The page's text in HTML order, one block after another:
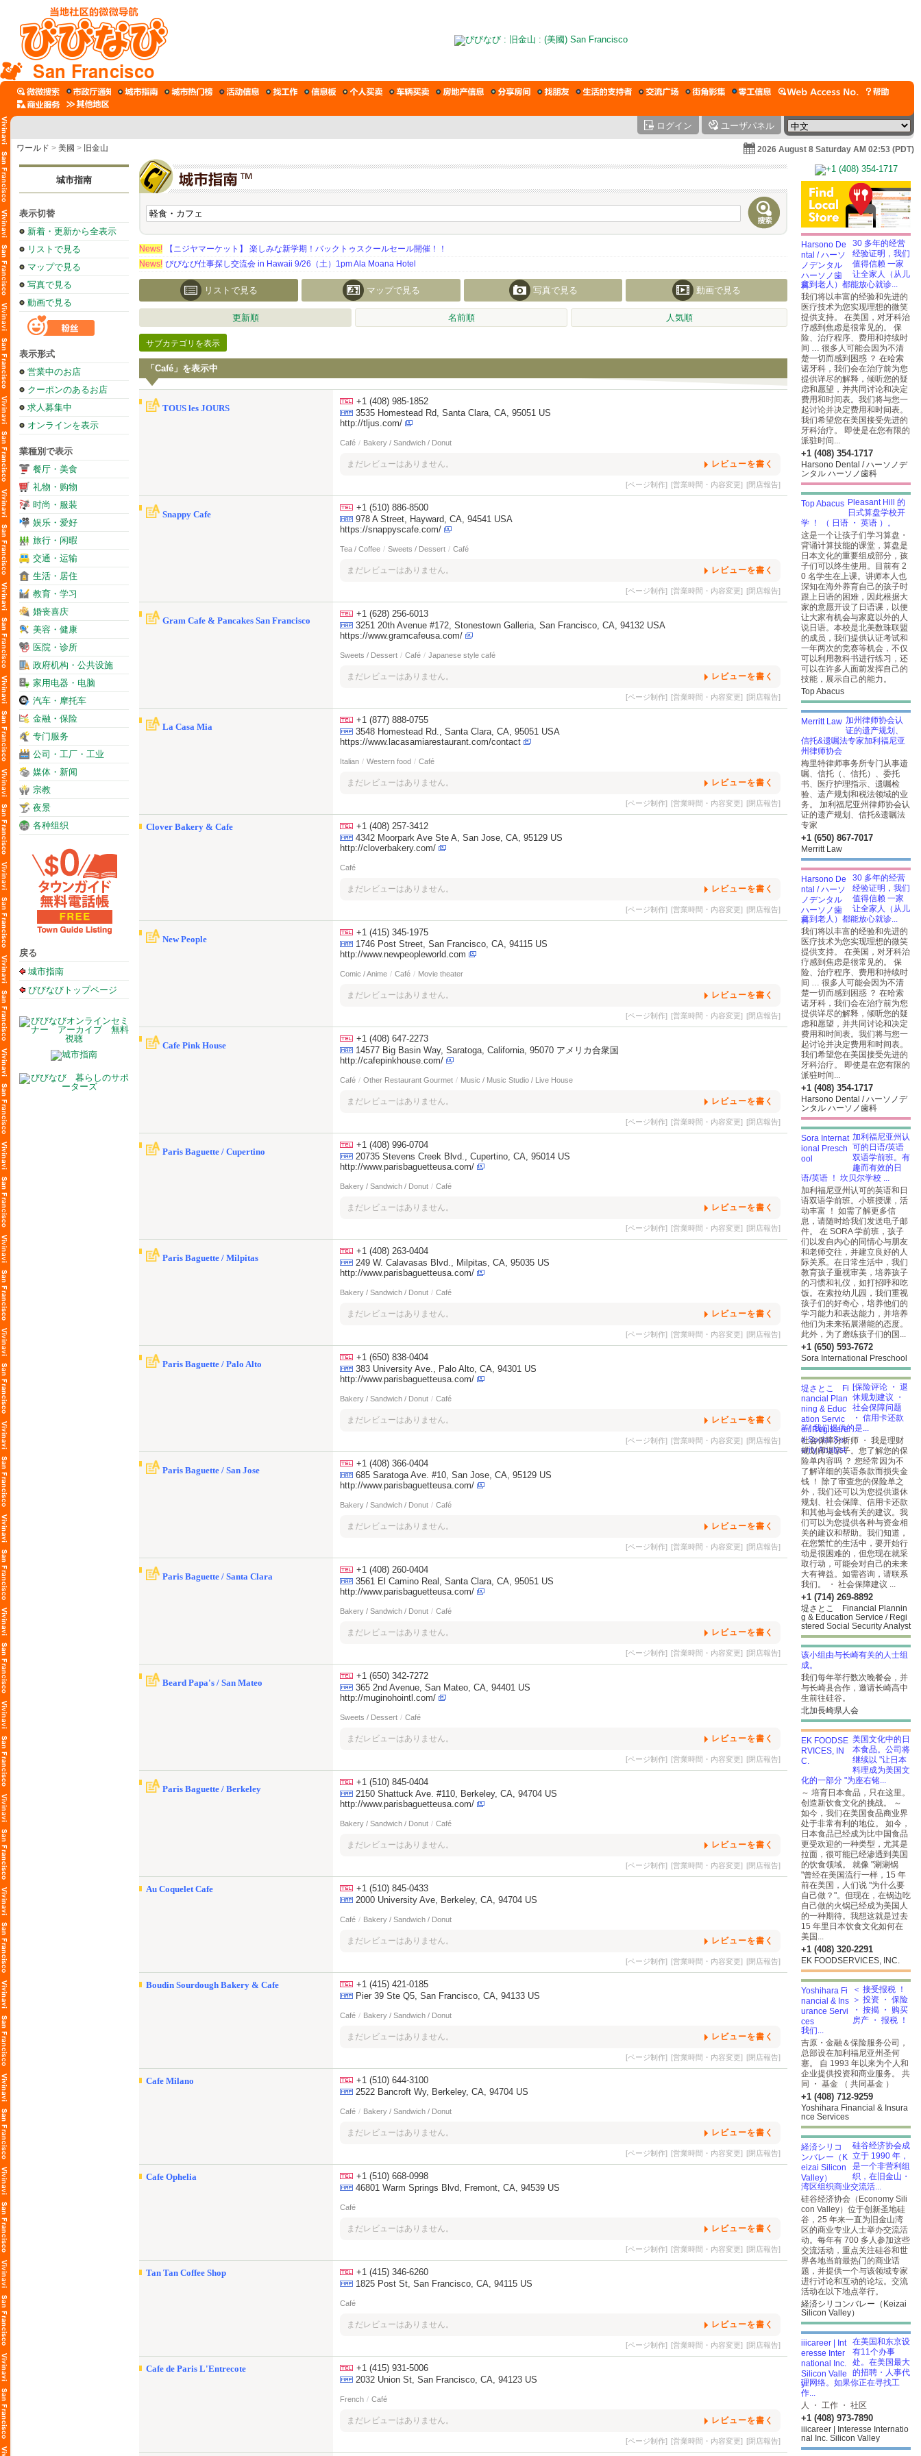
San Francisco
ログイン ユーザパネル
ワールド > 美國 > 旧金山 2026 August 8 Saturday AM 02:53 (PDT)
城市指南
表示切替
新着・更新から全表示
リストで見る
マップで見る
写真で見る
動画で見る
表示形式
営業中のお店
クーポンのあるお店
求人募集中
オンラインを表示
業種別で表示
餐厅・美食
礼物・购物
时尚・服装
娱乐・爱好
旅行・闲暇
交通・运输
生活・居住
教育・学习
婚丧喜庆
美容・健康
医院・诊所
政府机构・公共设施
家用电器・电脑
汽车・摩托车
金融・保险
专门服务
公司・工厂・工业
媒体・新闻
宗教
夜景
各种组织
戻る
城市指南
びびなびトップページ
News!
【ニジヤマーケット】 楽しみな新学期！バックトゥスクールセール開催！！
News! びびなび仕事探し交流会 in Hawaii 9/26（土）1pm Ala Moana Hotel
リストで見る マップで見る 写真で見る 動画で見る
更新順 名前順 人気順
サブカテゴリを表示
「Café」を表示中
TOUS les JOURS
+1 (408) 985-1852
3535 Homestead Rd, Santa Clara, CA, 95051 US
http://tljus.com/
Café / Bakery / Sandwich / Donut
まだレビューはありません。 レビューを書く
[ページ制作] [営業時間・内容変更] [閉店報告]
Snappy Cafe
+1 (510) 886-8500
978 A Street, Hayward, CA, 94541 USA
https://snappyscafe.com/
Tea / Coffee / Sweets / Dessert / Café
まだレビューはありません。 レビューを書く
[ページ制作] [営業時間・内容変更] [閉店報告]
Gram Cafe & Pancakes San Francisco
+1 (628) 256-6013
3251 20th Avenue #172, Stonestown Galleria, San Francisco, CA, 94132 USA
https://www.gramcafeusa.com/
Sweets / Dessert / Café / Japanese style café
まだレビューはありません。 レビューを書く
[ページ制作] [営業時間・内容変更] [閉店報告]
La Casa Mia
+1 (877) 888-0755
3548 Homestead Rd., Santa Clara, CA, 95051 USA
https://www.lacasamiarestaurant.com/contact
Italian / Western food / Café
まだレビューはありません。 レビューを書く
[ページ制作] [営業時間・内容変更] [閉店報告]
Clover Bakery & Cafe
+1 (408) 257-3412
4342 Moorpark Ave Ste A, San Jose, CA, 95129 US
http://cloverbakery.com/
Café
まだレビューはありません。 レビューを書く
[ページ制作] [営業時間・内容変更] [閉店報告]
New People
+1 (415) 345-1975
1746 Post Street, San Francisco, CA, 94115 US
http://www.newpeopleworld.com
Comic / Anime / Café / Movie theater
まだレビューはありません。 レビューを書く
[ページ制作] [営業時間・内容変更] [閉店報告]
Cafe Pink House
+1 (408) 647-2273
14577 Big Basin Way, Saratoga, California, 95070 アメリカ合衆国
http://cafepinkhouse.com/
Café / Other Restaurant Gourmet / Music / Music Studio / Live House
まだレビューはありません。 レビューを書く
[ページ制作] [営業時間・内容変更] [閉店報告]
Paris Baguette / Cupertino
+1 (408) 996-0704
20735 Stevens Creek Blvd., Cupertino, CA, 95014 US
http://www.parisbaguetteusa.com/
Bakery / Sandwich / Donut / Café
まだレビューはありません。 レビューを書く
[ページ制作] [営業時間・内容変更] [閉店報告]
Paris Baguette / Milpitas
+1 (408) 263-0404
249 W. Calavasas Blvd., Milpitas, CA, 95035 US
http://www.parisbaguetteusa.com/
Bakery / Sandwich / Donut / Café
まだレビューはありません。 レビューを書く
[ページ制作] [営業時間・内容変更] [閉店報告]
Paris Baguette / Palo Alto
+1 (650) 838-0404
383 University Ave., Palo Alto, CA, 94301 US
http://www.parisbaguetteusa.com/
Bakery / Sandwich / Donut / Café
まだレビューはありません。 レビューを書く
[ページ制作] [営業時間・内容変更] [閉店報告]
Paris Baguette / San Jose
+1 (408) 366-0404
685 Saratoga Ave. #10, San Jose, CA, 95129 US
http://www.parisbaguetteusa.com/
Bakery / Sandwich / Donut / Café
まだレビューはありません。 レビューを書く
[ページ制作] [営業時間・内容変更] [閉店報告]
Paris Baguette / Santa Clara
+1 (408) 260-0404
3561 El Camino Real, Santa Clara, CA, 95051 US
http://www.parisbaguetteusa.com/
Bakery / Sandwich / Donut / Café
まだレビューはありません。 レビューを書く
[ページ制作] [営業時間・内容変更] [閉店報告]
Beard Papa's / San Mateo
+1 (650) 342-7272
365 2nd Avenue, San Mateo, CA, 94401 US
http://muginohointl.com/
Sweets / Dessert / Café
まだレビューはありません。 レビューを書く
[ページ制作] [営業時間・内容変更] [閉店報告]
Paris Baguette / Berkeley
+1 (510) 845-0404
2150 Shattuck Ave. #110, Berkeley, CA, 94704 US
http://www.parisbaguetteusa.com/
Bakery / Sandwich / Donut / Café
まだレビューはありません。 レビューを書く
[ページ制作] [営業時間・内容変更] [閉店報告]
Au Coquelet Cafe
+1 (510) 845-0433
2000 University Ave, Berkeley, CA, 94704 US
Café / Bakery / Sandwich / Donut
まだレビューはありません。 レビューを書く
[ページ制作] [営業時間・内容変更] [閉店報告]
Boudin Sourdough Bakery & Cafe
+1 (415) 421-0185
Pier 39 Ste Q5, San Francisco, CA, 94133 US
Café / Bakery / Sandwich / Donut
まだレビューはありません。 レビューを書く
[ページ制作] [営業時間・内容変更] [閉店報告]
Cafe Milano
+1 (510) 644-3100
2522 Bancroft Wy, Berkeley, CA, 94704 US
Café / Bakery / Sandwich / Donut
まだレビューはありません。 レビューを書く
[ページ制作] [営業時間・内容変更] [閉店報告]
Cafe Ophelia
+1 (510) 668-0998
46801 Warm Springs Blvd, Fremont, CA, 94539 US
Café
まだレビューはありません。 レビューを書く
[ページ制作] [営業時間・内容変更] [閉店報告]
Tan Tan Coffee Shop
+1 (415) 346-6260
1825 Post St, San Francisco, CA, 94115 US
Café
まだレビューはありません。 レビューを書く
[ページ制作] [営業時間・内容変更] [閉店報告]
Cafe de Paris L'Entrecote
+1 (415) 931-5006
2032 Union St, San Francisco, CA, 94123 US
French / Café
まだレビューはありません。 レビューを書く
[ページ制作] [営業時間・内容変更] [閉店報告]
30 多年的经营
经验证明，我们
值得信赖 一家
让全家人（从儿
童到老人）都能放心就诊...
我们将以丰富的经验和先进的
医疗技术为您实现理想的微笑
提供支持。 在美国，对牙科治
疗感到焦虑是很常见的。 保
险、治疗程序、费用和持续时
间 … 很多人可能会因为不清
楚一切而感到困惑 ？ 在哈索
诺牙科，我们会在治疗前为您
提供详尽的解释，倾听您的疑
虑和愿望，并共同讨论和决定
费用和时间表。我们将与您一
起讨论并决定费用和时间表。
我们希望您在美国接受先进的
牙科治疗。 即使是在您有限的
派驻时间...
+1 (408) 354-1717
Harsono Dental / ハーソノデ
ンタル ハーソノ歯科
Pleasant Hill 的
日式算盘学校开
学 ！ （ 日语 ・ 英语 ）。
这是一个让孩子们学习算盘・
背诵计算技能的课堂，算盘是
日本文化的重要组成部分，孩
子们可以终生使用。目前有 2
0 名学生在上课。讲师本人也
深知在海外养育自己的孩子时
跟上日语的困难，因此根据大
家的意愿开设了日语课，以便
让大家有机会与家庭以外的人
说日语。本校是北美数珠联盟
的成员，我们提供认证考试和
一年两次的竞赛等机会，不仅
可以利用教科书进行练习，还
可以在许多人面前发挥自己的
技能，展示自己的能力。
Top Abacus
加州律师协会认
证的遗产规划、
信托&遗嘱法专家加利福尼亚
州律师协会
梅里特律师事务所专门从事遗
嘱、信托（、信托）、委托
书、医疗护理指示、遗嘱检
验、遗产规划和税法领域的业
务。 加利福尼亚州律师协会认
证的遗产规划、信托&遗嘱法
专家
+1 (650) 867-7017
Merritt Law
30 多年的经营
经验证明，我们
值得信赖 一家
让全家人（从儿
童到老人）都能放心就诊...
我们将以丰富的经验和先进的
医疗技术为您实现理想的微笑
提供支持。 在美国，对牙科治
疗感到焦虑是很常见的。 保
险、治疗程序、费用和持续时
间 … 很多人可能会因为不清
楚一切而感到困惑 ？ 在哈索
诺牙科，我们会在治疗前为您
提供详尽的解释，倾听您的疑
虑和愿望，并共同讨论和决定
费用和时间表。我们将与您一
起讨论并决定费用和时间表。
我们希望您在美国接受先进的
牙科治疗。 即使是在您有限的
派驻时间...
+1 (408) 354-1717
Harsono Dental / ハーソノデ
ンタル ハーソノ歯科
加利福尼亚州认
可的日语/英语
双语学前班。有
趣而有效的日
语/英语 ！ 坎贝尔学校 ...
加利福尼亚州认可的英语和日
语双语学前班。小班授课，活
动丰富 ！ 如需了解更多信
息，请随时给我们发送电子邮
件。 在 SORA 学前班，孩子
们以发自内心的同情心与朋友
和老师交往，并建立良好的人
际关系。在日常生活中，我们
教育孩子重视审美，培养孩子
的习惯和礼仪，如打招呼和吃
饭。在索拉幼儿园，我们重视
孩子们的好奇心，培养他们的
学习能力和表达能力，并培养
他们为未来拓展潜能的态度。
此外，为了磨练孩子们的国...
+1 (650) 593-7672
Sora International Preschool
[保险评论 ・ 退
休规划建议 ・
社会保障问题
・ 信用卡还款
等] 我们提供的是...
社会保障分析师 ・ 我是理财
规划师堤宗子。您了解您的保
险单内容吗 ？ 您经常因为不
了解详细的英语条款而损失金
钱 ！ 除了审查您的保险单之
外，我们还可以为您提供退休
规划、社会保障、信用卡还款
和其他与金钱有关的建议。我
们可以为您提供各种与资金相
关的建议和帮助。我们知道，
在您繁忙的生活中，要开始行
动是很困难的，但您现在就采
取行动，可能会对自己的未来
大有裨益。如需咨询，请联系
我们。 ・ 社会保障建议 ...
+1 (714) 269-8892
堤さとこ Financial Plannin
g & Education Service / Regi
stered Social Security Analyst
该小组由与长崎有关的人士组
成。
我们每年举行数次晚餐会，并
与长崎县合作，邀请长崎高中
生前往硅谷。
北加長崎県人会
美国文化中的日
本食品。公司将
继续以 "让日本
料理成为美国文
化的一部分 "为座右铭...
～ 培育日本食品，只在这里。
创造新饮食文化的挑战。 ～
如今，我们在美国食品商业界
处于非常有利的地位。 如今，
日本食品已经成为比中国食品
更受欢迎的一种类型，尤其是
拉面，很可能已经渗透到美国
的饮食领域。 就像 "涮涮锅
"曾经在美国流行一样，15 年
前在美国，人们说 "为什么要
自己做？"。但现在，在锅边吃
自己做的火锅已经成为美国人
的一种期待。我想这就是过去
15 年里日本饮食文化如何在
美国...
+1 (408) 320-2291
EK FOODSERVICES, INC.
＜ 接受报税 ！
＞ 投资 ・ 保险
・ 按揭 ・ 购买
房产 ・ 报税 ！
我们...
吉原・金融＆保险服务公司，
总部设在加利福尼亚州圣何
塞。 自 1993 年以来为个人和
企业提供投资和商业服务。 共
同 ・ 基金 （ 共同基金 ）
+1 (408) 712-9259
Yoshihara Financial & Insura
nce Services
硅谷经济协会成
立于 1990 年，
是一个非营利组
织，在旧金山・
湾区组织商业交流活...
硅谷经济协会（Economy Sili
con Valley）位于创新圣地硅
谷，25 年来一直为旧金山湾
区的商业专业人士举办交流活
动。每年有 700 多人参加这些
交流活动，重点关注硅谷和世
界各地当前最热门的商业话
题，并提供一个与该领域专家
进行讨论和互动的论坛。交流
活动在以下地点举行。
経済シリコンバレー（Keizai
Silicon Valley）
在美国和东京设
有11个办事
处。在美国最大
的招聘・人事代
理网络。如果你正在寻找工
作...
人 ・ 工作 ・ 社区
+1 (408) 973-7890
iiicareer | Interesse Internatio
nal Inc. Silicon Valley